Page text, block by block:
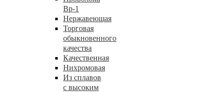
Вр-1
Нержавеющая
Торговая
обыкновенного
качества
Качественная
Нихромовая
Из сплавов
с высоким